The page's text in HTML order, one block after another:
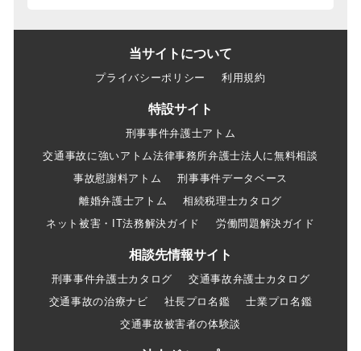
当サイトについて
プライバシーポリシー 利用規約
特設サイト
刑事事件弁護士アトム
交通事故に強いアトム法律事務所弁護士法人に無料相談
事故慰謝料アトム
刑事事件データベース
離婚弁護士アトム
相続税理士カタログ
ネット被害・IT法務解決ガイド
労働問題解決ガイド
相談先情報サイト
刑事事件弁護士カタログ
交通事故弁護士カタログ
交通事故の治療ナビ
社長プロ名鑑
士業プロ名鑑
交通事故被害者の体験談